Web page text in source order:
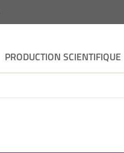
PRODUCTION SCIENTIFIQUE